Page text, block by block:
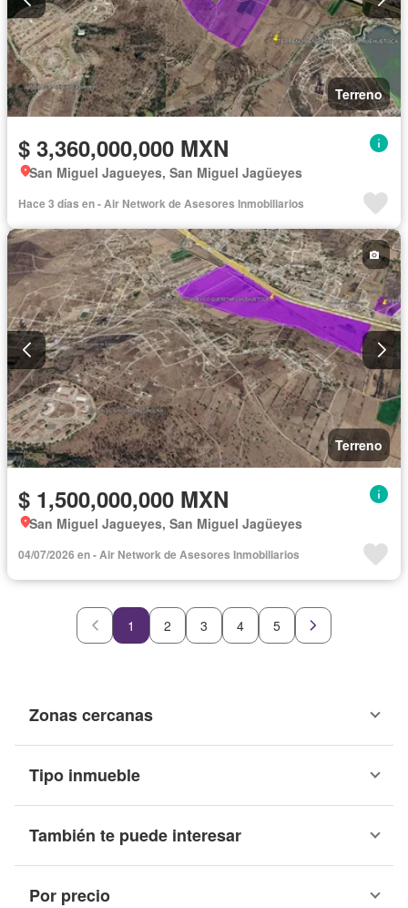
Terreno
$ 3,360,000,000 MXN
San Miguel Jagueyes, San Miguel Jagüeyes
Hace 3 días en - Air Network de Asesores Inmobiliarios
Terreno
$ 1,500,000,000 MXN
San Miguel Jagueyes, San Miguel Jagüeyes
04/07/2026 en - Air Network de Asesores Inmobiliarios
1 2 3 4 5
Zonas cercanas
Tipo inmueble
También te puede interesar
Por precio